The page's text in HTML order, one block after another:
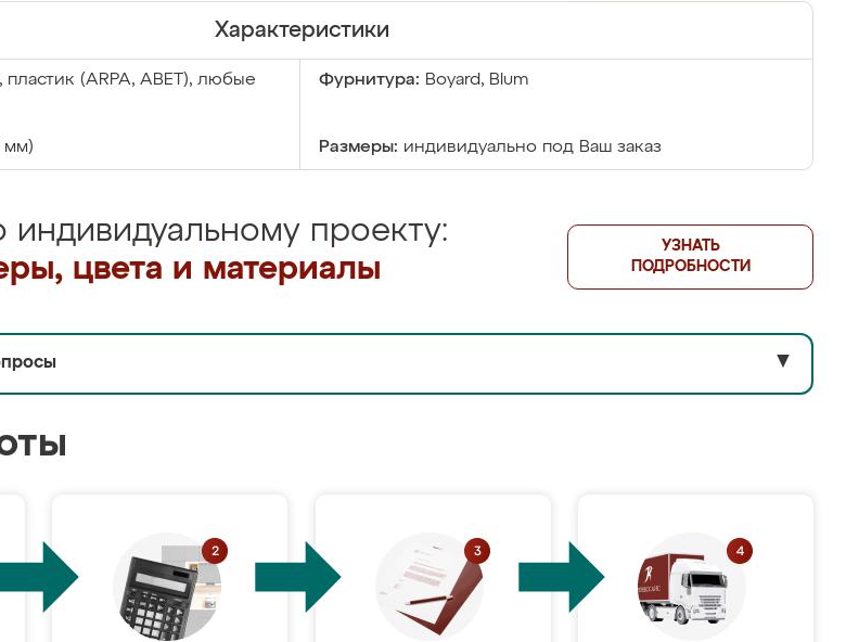
Характеристики
(ARPA, ABET), любые
Фурнитура: Boyard, Blum
мм) Размеры: индивидуально под Ваш заказ
индивидуальному проекту:
цвета и материалы
УЗНАТЬ
ПОДРОБНОСТИ
▼